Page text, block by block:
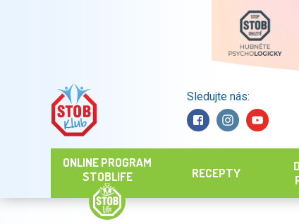
Sledujte nás:
ONLINE PROGRAM
STOBLIFE
RECEPTY